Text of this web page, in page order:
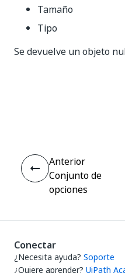
Tamaño
Tipo
Se devuelve un objeto
Anterior
Conjunto de
opciones
Conectar
¿Necesita ayuda? Soporte
¿Quiere aprender? UiPath